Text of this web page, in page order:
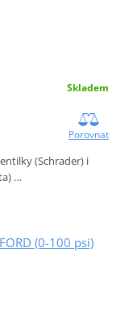
Skladem
Porovnat
(Schrader) i
…
(0-100 psi)